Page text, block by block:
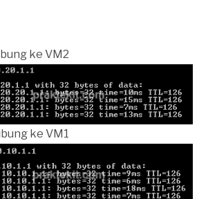
ke VM2
ke VM1